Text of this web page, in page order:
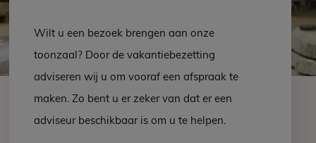
Met een goed onderhouden grafmonument van uw
dierbare, zorgt u ervoor dat ieder bezoek een mooi
Wilt u een bezoek brengen aan onze
toonzaal? Door de vakantiebezetting
adviseren wij u om vooraf een afspraak te
maken. Zo bent u er zeker van dat er een
adviseur beschikbaar is om u te helpen.